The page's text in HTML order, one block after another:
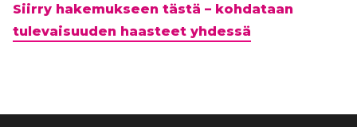
Siirry hakemukseen tästä – kohdataan
tulevaisuuden haasteet yhdessä